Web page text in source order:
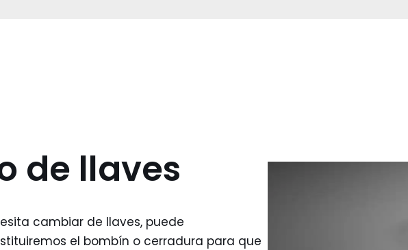
de llaves
cambiar de llaves, puede
el bombín o cerradura para que